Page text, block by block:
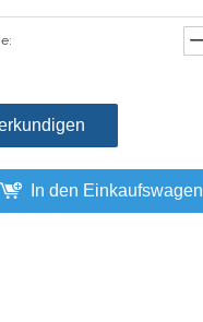
In den Einkaufswagen